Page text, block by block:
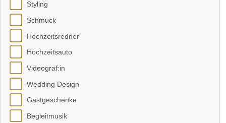
Styling
Schmuck
Hochzeitsredner
Hochzeitsauto
Videograf:in
Wedding Design
Gastgeschenke
Begleitmusik